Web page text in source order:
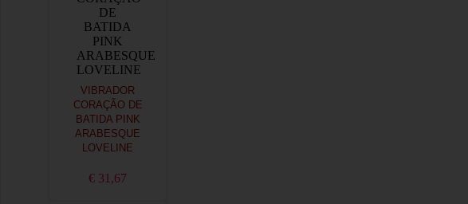
VIBRADOR
CORAÇÃO DE
BATIDA PINK
ARABESQUE
LOVELINE
€ 31,67